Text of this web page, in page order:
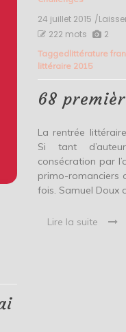
24 juillet 2015 /
222 mots 2
Taggedlittérature
littéraire 2015
68
La rentrée
Si tant
consécration par
primo-romanciers
fois. Samuel Doux
Lire la suite